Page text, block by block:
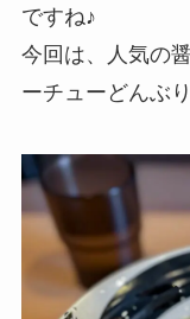
ですね♪
今回は、人気の
ーチューどんぶ